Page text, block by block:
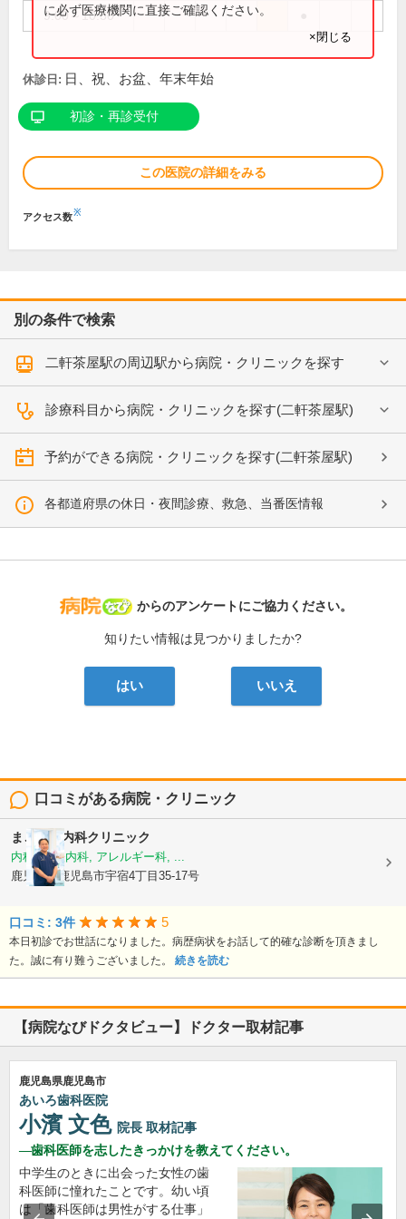
9:00～10:30
に必ず医療機関に直接ご確認ください。
×閉じる
休診日: 日、祝、お盆、年末年始
初診・再診受付
この医院の詳細をみる
アクセス数※
別の条件で検索
二軒茶屋駅の周辺駅から病院・クリニックを探す
診療科目から病院・クリニックを探す(二軒茶屋駅)
予約ができる病院・クリニックを探す(二軒茶屋駅)
各都道府県の休日・夜間診療、救急、当番医情報
病院なび
からのアンケートにご協力ください。
知りたい情報は見つかりましたか?
はい いいえ
口コミがある病院・クリニック
まごころ内科クリニック
内科, 神経内科, アレルギー科, ...
鹿児島県鹿児島市宇宿4丁目35-17号
口コミ: 3件 5
本日初診でお世話になりました。病歴病状をお話して的確な診断を頂きまし
た。誠に有り難うございました。 続きを読む
【病院なびドクタビュー】ドクター取材記事
鹿児島県鹿児島市
あいろ歯科医院
小濱 文色 院長 取材記事
歯科医師を志したきっかけを教えてください。
中学生のときに出会った女性の歯
科医師に憧れたことです。幼い頃
は「歯科医師は男性がする仕事」